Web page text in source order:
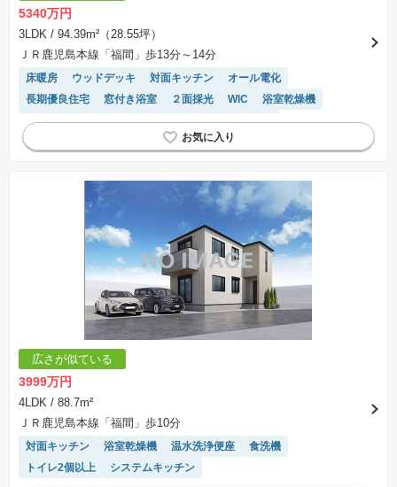
表示されておりません。
※取引にかかる費用：物件の契約手続き、決済、引き渡し時にかかる費用を表示しています。
不動産会社によって表記有無が異なるため、ご自身で十分な確認をしていただくようにお願い
いたします。
場合があります。
5340万円
3LDK / 94.39m²（28.55坪）
ＪＲ鹿児島本線「福間」歩13分～14分
床暖房 ウッドデッキ 対面キッチン
オール電化
長期優良住宅
窓付き浴室 ２面採光 WIC
浴室乾燥機
接面道路の幅が６m以上
食洗機
トイレ2個以上
システムキッチン
広さが似ている
3999万円
4LDK / 88.7m²
ＪＲ鹿児島本線「福間」歩10分
対面キッチン 浴室乾燥機 温水洗浄便座
食洗機
トイレ2個以上
システムキッチン